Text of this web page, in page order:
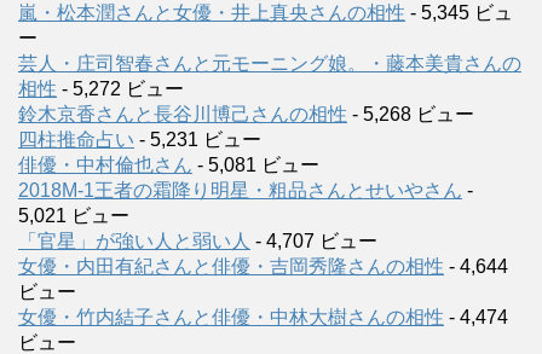
嵐・松本潤さんと女優・井上真央さんの相性 - 5,345 ビュ
ー
芸人・庄司智春さんと元モーニング娘。・藤本美貴さんの
相性 - 5,272 ビュー
鈴木京香さんと長谷川博己さんの相性 - 5,268 ビュー
四柱推命占い - 5,231 ビュー
俳優・中村倫也さん - 5,081 ビュー
2018M-1王者の霜降り明星・粗品さんとせいやさん -
5,021 ビュー
「官星」が強い人と弱い人 - 4,707 ビュー
女優・内田有紀さんと俳優・吉岡秀隆さんの相性 - 4,644
ビュー
女優・竹内結子さんと俳優・中林大樹さんの相性 - 4,474
ビュー